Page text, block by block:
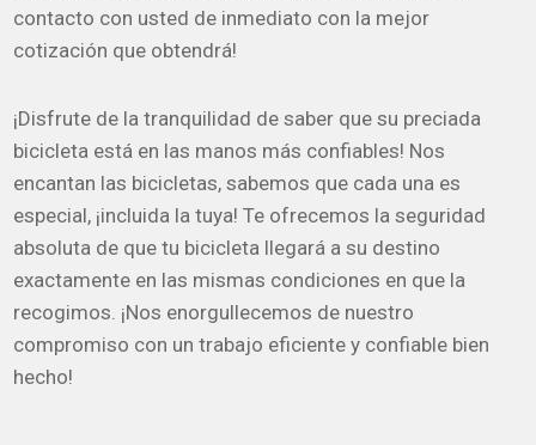
contacto con usted de inmediato con la mejor
cotización que obtendrá!
¡Disfrute de la tranquilidad de saber que su preciada
bicicleta está en las manos más confiables! Nos
encantan las bicicletas, sabemos que cada una es
especial, ¡incluida la tuya! Te ofrecemos la seguridad
absoluta de que tu bicicleta llegará a su destino
exactamente en las mismas condiciones en que la
recogimos. ¡Nos enorgullecemos de nuestro
compromiso con un trabajo eficiente y confiable bien
hecho!